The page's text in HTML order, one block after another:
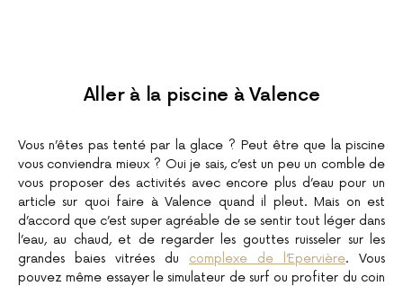
Aller à la piscine à Valence
Vous n’êtes pas tenté par la glace ? Peut être que la piscine
vous conviendra mieux ? Oui je sais, c’est un peu un comble de
vous proposer des activités avec encore plus d’eau pour un
article sur quoi faire à Valence quand il pleut. Mais on est
d’accord que c’est super agréable de se sentir tout léger dans
l’eau, au chaud, et de regarder les gouttes ruisseler sur les
grandes baies vitrées du complexe de l’Epervière. Vous
pouvez même essayer le simulateur de surf ou profiter du coin